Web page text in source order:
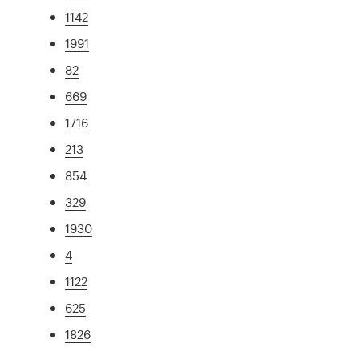
1142
1991
82
669
1716
213
854
329
1930
4
1122
625
1826